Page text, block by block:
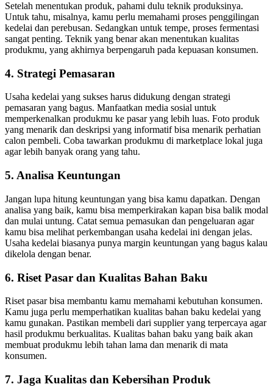
Setelah menentukan produk, pahami dulu teknik produksinya.
Untuk tahu, misalnya, kamu perlu memahami proses penggilingan
kedelai dan perebusan. Sedangkan untuk tempe, proses fermentasi
sangat penting. Teknik yang benar akan menentukan kualitas
produkmu, yang akhirnya berpengaruh pada kepuasan konsumen.
4. Strategi Pemasaran
Usaha kedelai yang sukses harus didukung dengan strategi
pemasaran yang bagus. Manfaatkan media sosial untuk
memperkenalkan produkmu ke pasar yang lebih luas. Foto produk
yang menarik dan deskripsi yang informatif bisa menarik perhatian
calon pembeli. Coba tawarkan produkmu di marketplace lokal juga
agar lebih banyak orang yang tahu.
5. Analisa Keuntungan
Jangan lupa hitung keuntungan yang bisa kamu dapatkan. Dengan
analisa yang baik, kamu bisa memperkirakan kapan bisa balik modal
dan mulai untung. Catat semua pemasukan dan pengeluaran agar
kamu bisa melihat perkembangan usaha kedelai ini dengan jelas.
Usaha kedelai biasanya punya margin keuntungan yang bagus kalau
dikelola dengan benar.
6. Riset Pasar dan Kualitas Bahan Baku
Riset pasar bisa membantu kamu memahami kebutuhan konsumen.
Kamu juga perlu memperhatikan kualitas bahan baku kedelai yang
kamu gunakan. Pastikan membeli dari supplier yang terpercaya agar
hasil produkmu berkualitas. Kualitas bahan baku yang baik akan
membuat produkmu lebih tahan lama dan menarik di mata
konsumen.
7. Jaga Kualitas dan Kebersihan Produk